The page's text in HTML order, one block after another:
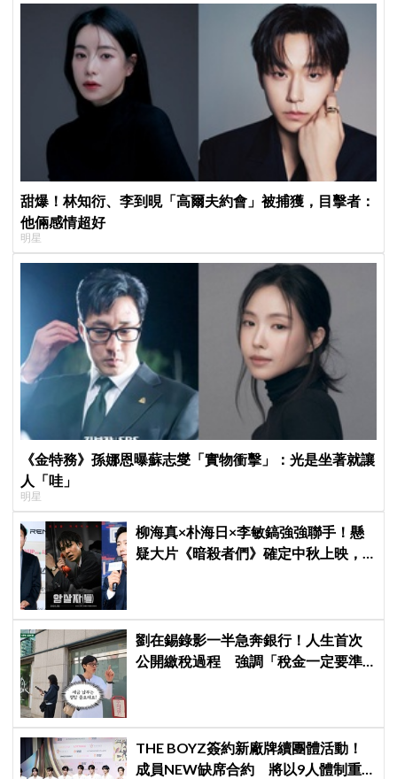
甜爆！林知衍、李到晛「高爾夫約會」被捕獲，目擊者：
他倆感情超好
明星
《金特務》孫娜恩曝蘇志燮「實物衝擊」：光是坐著就讓
人「哇」
明星
柳海真×朴海日×李敏鎬強強聯手！懸
疑大片《暗殺者們》確定中秋上映，
劉在錫錄影一半急奔銀行！人生首次
公開繳稅過程 強調「稅金一定要準
THE BOYZ簽約新廠牌續團體活動！
成員NEW缺席合約 將以9人體制重